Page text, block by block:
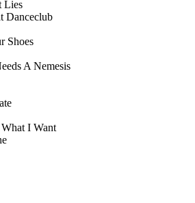
Lies
Danceclub
Shoes
A Nemesis
I Want